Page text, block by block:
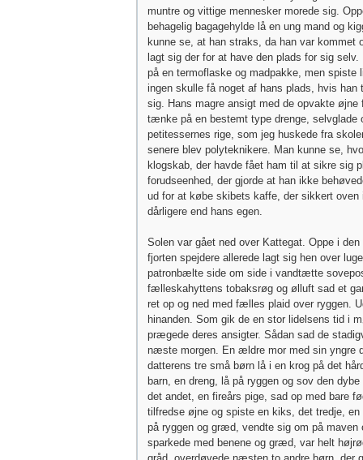
muntre og vittige mennesker morede sig.
behagelig bagagehylde lå en ung mand og
kunne se, at han straks, da han var kommet
lagt sig der for at have den plads for sig selv.
på en termoflaske og madpakke, men spiste
ingen skulle få noget af hans plads, hvis han
sig. Hans magre ansigt med de opvakte øjne
tænke på en bestemt type drenge, selvglade
petitessernes rige, som jeg huskede fra
senere blev polyteknikere. Man kunne se,
klogskab, der havde fået ham til at sikre sig
forudseenhed, der gjorde at han ikke
ud for at købe skibets kaffe, der sikkert oven
dårligere end hans egen.
Solen var gået ned over Kattegat. Oppe i
fjorten spejdere allerede lagt sig hen over
patronbælte side om side i vandtætte
fælleskahyttens tobaksrøg og ølluft sad et
ret op og ned med fælles plaid over ryggen.
hinanden. Som gik de en stor lidelsens tid i
prægede deres ansigter. Sådan sad de
næste morgen. En ældre mor med sin yngre
datterens tre små børn lå i en krog på det
barn, en dreng, lå på ryggen og sov den
det andet, en fireårs pige, sad op med bare
tilfredse øjne og spiste en kiks, det tredje, en
på ryggen og græd, vendte sig om på
sparkede med benene og græd, var helt